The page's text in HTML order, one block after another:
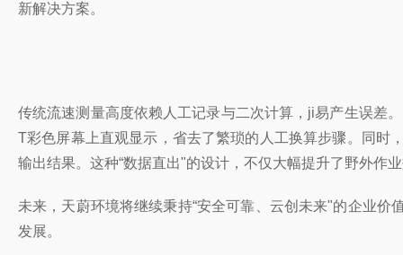
新解决方案。
传统流速测量高度依赖人工记录与二次计算，ji易产生误差
T彩色屏幕上直观显示，省去了繁琐的人工换算步骤。同时
输出结果。这种“数据直出"的设计，不仅大幅提升了野外作
未来，天蔚环境将继续秉持“安全可靠、云创未来"的企业
发展。